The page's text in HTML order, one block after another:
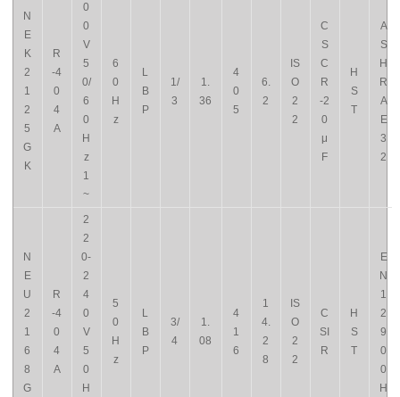
N
E
K
2
1
2
5
G
K
R
-4
0
4
A
0
0
V
5
0/
6
0
H
z
1
~
6
0
H
z
L
B
P
1/
3
1.
36
4
0
5
6.
2
IS
O
2
2
C
S
C
R
-2
0
μ
F
H
S
T
A
S
H
R
A
E
3
2
N
E
U
2
1
6
8
G
R
-4
0
4
A
2
2
0-
2
4
0
V
5
0
H
5
0
H
z
L
B
P
3/
4
1.
08
4
1
6
1
4.
2
8
IS
O
2
2
C
SI
R
H
S
T
E
N
1
2
9
0
0
H